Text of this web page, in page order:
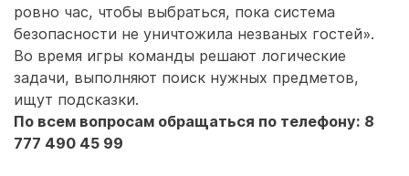
ровно час, чтобы выбраться, пока система
безопасности не уничтожила незваных гостей».
Во время игры команды решают логические
задачи, выполняют поиск нужных предметов,
ищут подсказки.
По всем вопросам обращаться по телефону: 8
777 490 45 99